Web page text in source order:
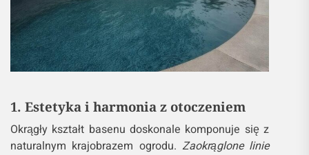
1. Estetyka i harmonia z otoczeniem
Okrągły kształt basenu doskonale komponuje się z
naturalnym krajobrazem ogrodu. Zaokrąglone linie